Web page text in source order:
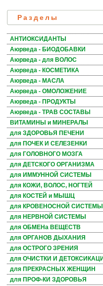
Разделы
АНТИОКСИДАНТЫ
Аюрведа - БИОДОБАВКИ
Аюрведа - для ВОЛОС
Аюрведа - КОСМЕТИКА
Аюрведа - МАСЛА
Аюрведа - ОМОЛОЖЕНИЕ
Аюрведа - ПРОДУКТЫ
Аюрведа - ТРАВ СОСТАВЫ
ВИТАМИНЫ и МИНЕРАЛЫ
для ЗДОРОВЬЯ ПЕЧЕНИ
для ПОЧЕК И СЕЛЕЗЕНКИ
для ГОЛОВНОГО МОЗГА
для ДЕТСКОГО ОРГАНИЗМА
для ИММУННОЙ СИСТЕМЫ
для КОЖИ, ВОЛОС, НОГТЕЙ
для КОСТЕЙ и МЫШЦ
для КРОВЕНОСНОЙ СИСТЕМЫ
для НЕРВНОЙ СИСТЕМЫ
для ОБМЕНа ВЕЩЕСТВ
для ОРГАНОВ ДЫХАНИЯ
для ОСТРОГО ЗРЕНИЯ
для ОЧИСТКИ И
для ПРЕКРАСНЫХ ЖЕНЩИН
для ПРОФ-КИ ЗДОРОВЬЯ